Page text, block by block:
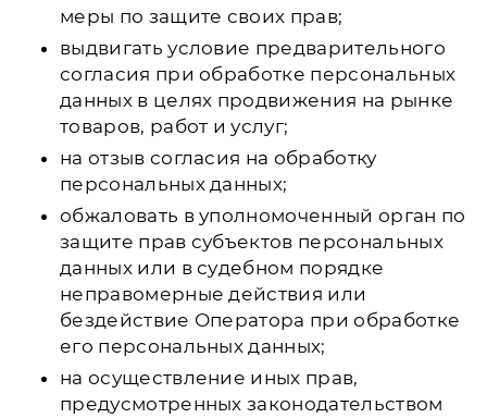
меры по защите своих прав;
выдвигать условие предварительного
согласия при обработке персональных
данных в целях продвижения на рынке
товаров, работ и услуг;
на отзыв согласия на обработку
персональных данных;
обжаловать в уполномоченный орган по
защите прав субъектов персональных
данных или в судебном порядке
неправомерные действия или
бездействие Оператора при обработке
его персональных данных;
на осуществление иных прав,
предусмотренных законодательством